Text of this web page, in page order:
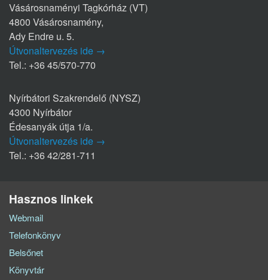
Vásárosnaményi Tagkórház (VT)
4800 Vásárosnamény,
Ady Endre u. 5.
Útvonaltervezés ide →
Tel.: +36 45/570-770
Nyírbátori Szakrendelő (NYSZ)
4300 Nyírbátor
Édesanyák útja 1/a.
Útvonaltervezés ide →
Tel.: +36 42/281-711
Hasznos linkek
Webmail
Telefonkönyv
Belsőnet
Könyvtár